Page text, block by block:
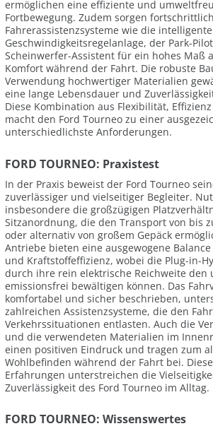
ermöglichen eine effiziente und
Fortbewegung. Zudem sorgen
Fahrerassistenzsysteme wie die
Geschwindigkeitsregelanlage, der Park-
Scheinwerfer-Assistent für ein hohes Maß
Komfort während der Fahrt. Die robuste
Verwendung hochwertiger Materialien
eine lange Lebensdauer und
Diese Kombination aus Flexibilität,
macht den Ford Tourneo zu einer
unterschiedlichste Anforderungen.
FORD TOURNEO: Praxistest
In der Praxis beweist der Ford Tourneo
zuverlässiger und vielseitiger Begleiter.
insbesondere die großzügigen
Sitzanordnung, die den Transport von bis
oder alternativ von großem Gepäck
Antriebe bieten eine ausgewogene
und Kraftstoffeffizienz, wobei die Plug-in-
durch ihre rein elektrische Reichweite den
emissionsfrei bewältigen können. Das
komfortabel und sicher beschrieben,
zahlreichen Assistenzsysteme, die den
Verkehrssituationen entlasten. Auch die
und die verwendeten Materialien im
einen positiven Eindruck und tragen zum
Wohlbefinden während der Fahrt bei.
Erfahrungen unterstreichen die
Zuverlässigkeit des Ford Tourneo im Alltag.
FORD TOURNEO: Wissenswertes